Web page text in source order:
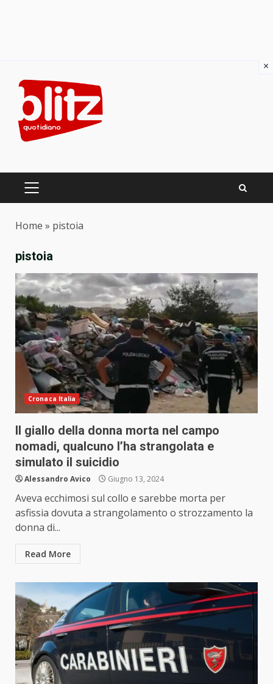
content
PRIMARY
Home » pistoia
pistoia
Cronaca Italia
Il giallo della donna morta nel campo
nomadi, qualcuno l’ha strangolata e
simulato il suicidio
Alessandro Avico Giugno 13, 2024
Aveva ecchimosi sul collo e sarebbe morta per
asfissia dovuta a strangolamento o strozzamento la
donna di...
Read More
×